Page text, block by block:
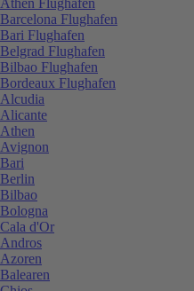
Barcelona Flughafen
Bari Flughafen
Belgrad Flughafen
Bilbao Flughafen
Bordeaux Flughafen
Alcudia
Alicante
Athen
Avignon
Bari
Berlin
Bilbao
Bologna
Cala d'Or
Andros
Azoren
Balearen